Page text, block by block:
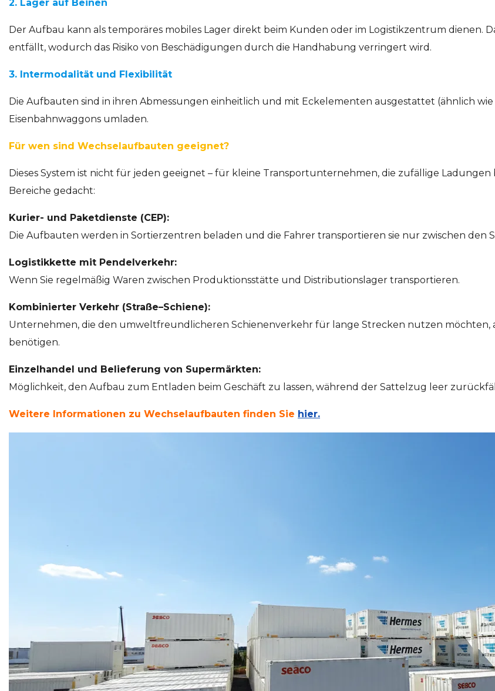
2. Lager auf Beinen
Der Aufbau kann als temporäres mobiles Lager direkt beim Kunden oder im Logistikzentrum dienen.
entfällt, wodurch das Risiko von Beschädigungen durch die Handhabung verringert wird.
3. Intermodalität und Flexibilität
Die Aufbauten sind in ihren Abmessungen einheitlich und mit Eckelementen ausgestattet (ähnlich wie
Eisenbahnwaggons umladen.
Für wen sind Wechselaufbauten geeignet?
Dieses System ist nicht für jeden geeignet – für kleine Transportunternehmen, die zufällige
Bereiche gedacht:
Kurier- und Paketdienste (CEP):
Die Aufbauten werden in Sortierzentren beladen und die Fahrer transportieren sie nur zwischen den
Logistikkette mit Pendelverkehr:
Wenn Sie regelmäßig Waren zwischen Produktionsstätte und Distributionslager transportieren.
Kombinierter Verkehr (Straße–Schiene):
Unternehmen, die den umweltfreundlicheren Schienenverkehr für lange Strecken nutzen möchten,
benötigen.
Einzelhandel und Belieferung von Supermärkten:
Möglichkeit, den Aufbau zum Entladen beim Geschäft zu lassen, während der Sattelzug leer
Weitere Informationen zu Wechselaufbauten finden Sie hier.